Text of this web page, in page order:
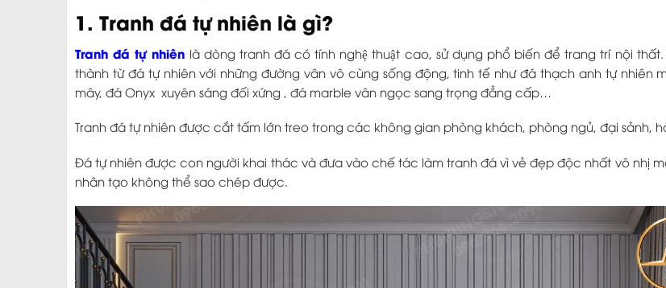
1. Tranh đá tự nhiên là gì?
Tranh đá tự nhiên là dòng tranh đá có tính nghệ thuật cao, sử dụng phổ biến để trang trí nội
thành từ đá tự nhiên với những đường vân vô cùng sống động, tinh tế như đá thạch anh tự nhiên
mây, đá Onyx xuyên sáng đối xứng , đá marble vân ngọc sang trọng đẳng cấp…
Tranh đá tự nhiên được cắt tấm lớn treo trong các không gian phòng khách, phòng ngủ, đại sảnh,
Đá tự nhiên được con người khai thác và đưa vào chế tác làm tranh đá vì vẻ đẹp độc nhất vô nhị
nhân tạo không thể sao chép được.